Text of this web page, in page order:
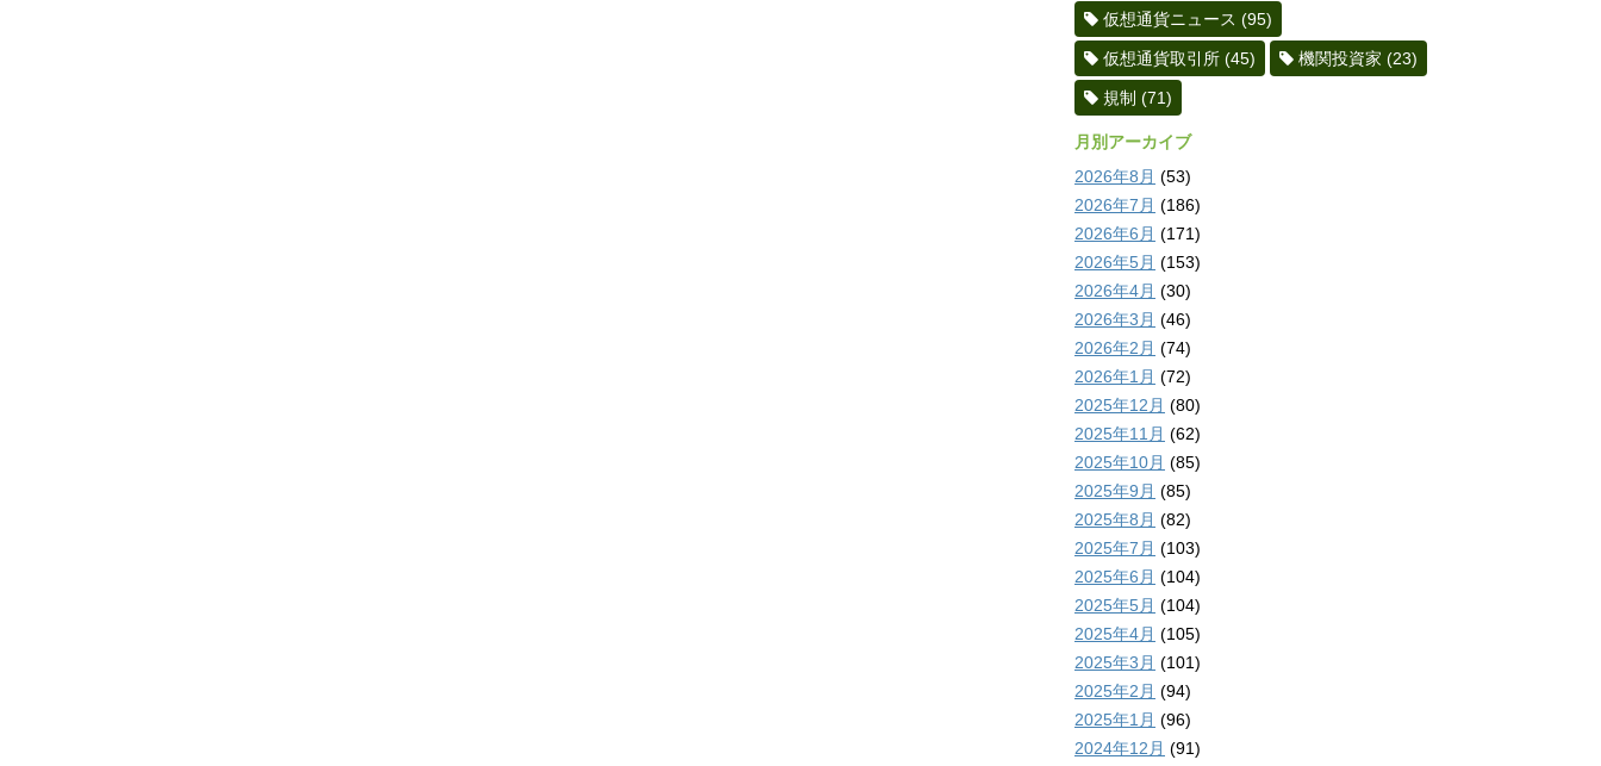
仮想通貨ニュース (95)
仮想通貨取引所 (45) 機関投資家 (23)
規制 (71)
月別アーカイブ
2026年8月 (53)
2026年7月 (186)
2026年6月 (171)
2026年5月 (153)
2026年4月 (30)
2026年3月 (46)
2026年2月 (74)
2026年1月 (72)
2025年12月 (80)
2025年11月 (62)
2025年10月 (85)
2025年9月 (85)
2025年8月 (82)
2025年7月 (103)
2025年6月 (104)
2025年5月 (104)
2025年4月 (105)
2025年3月 (101)
2025年2月 (94)
2025年1月 (96)
2024年12月 (91)